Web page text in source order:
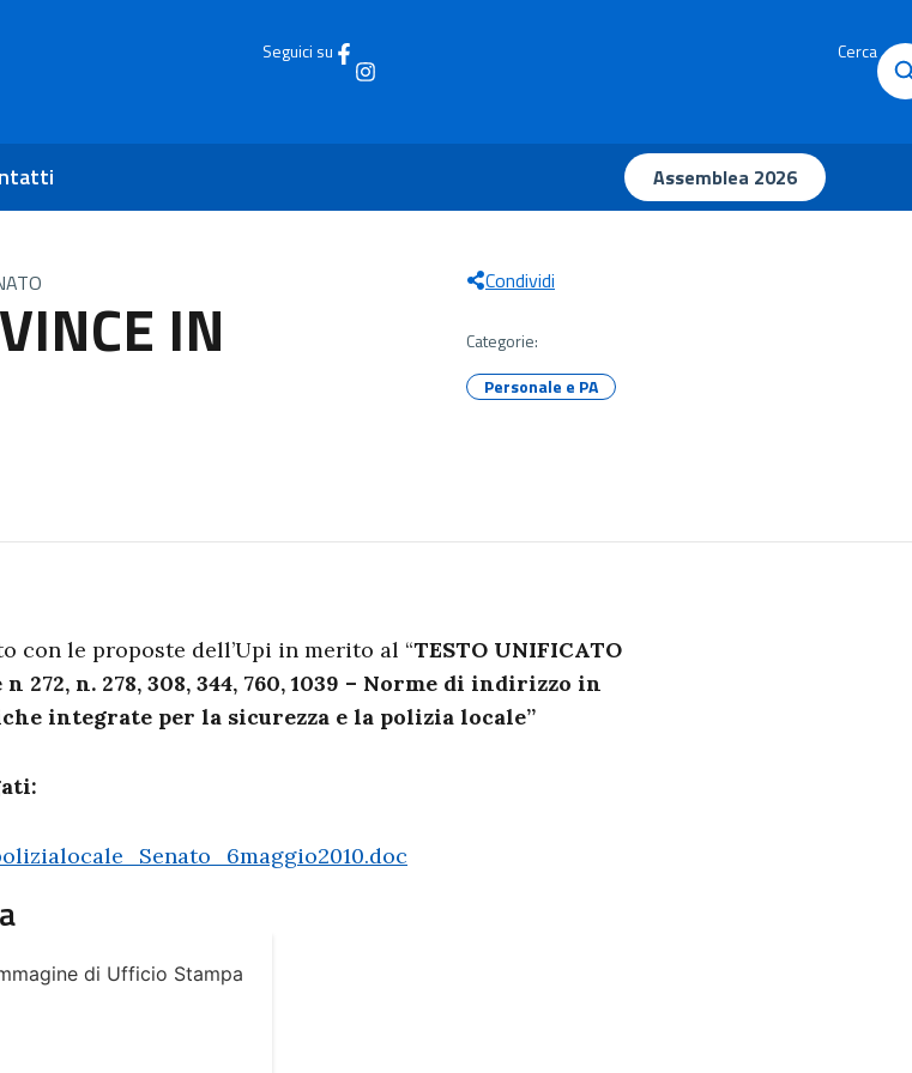
Seguici su Cerca
Assemblea 2026
IN
Condividi
Categorie:
Personale e PA
con le proposte dell’Upi in merito al “TESTO UNIFICATO
272, n. 278, 308, 344, 760, 1039 – Norme di indirizzo in
integrate per la sicurezza e la polizia locale”